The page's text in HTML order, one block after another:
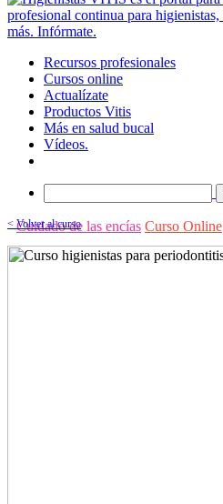
Recursos profesionales
Cursos online
Actualízate
Productos Vitis
Más en salud bucal
Vídeos.
< Volver al curso
Cuidado de las encías Curso Online